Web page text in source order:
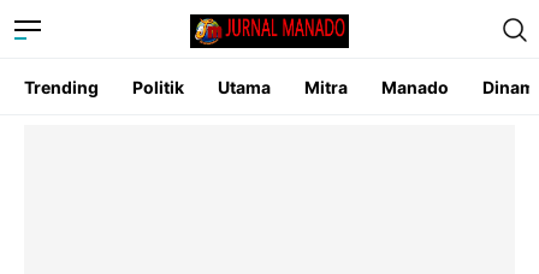
Trending Politik Utama Mitra Manado